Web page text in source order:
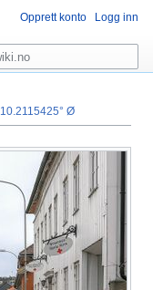
10.2115425° Ø
Opprett konto Logg inn